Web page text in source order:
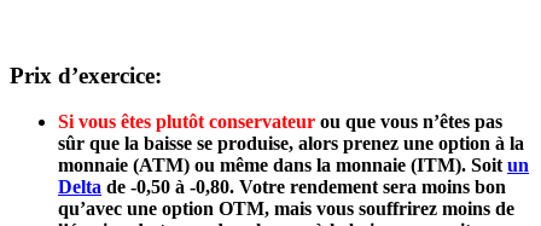
Prix d’exercice:
Si vous êtes plutôt conservateur ou que vous n’êtes pas
sûr que la baisse se produise, alors prenez une option à la
monnaie (ATM) ou même dans la monnaie (ITM). Soit un
Delta de -0,50 à -0,80. Votre rendement sera moins bon
qu’avec une option OTM, mais vous souffrirez moins de